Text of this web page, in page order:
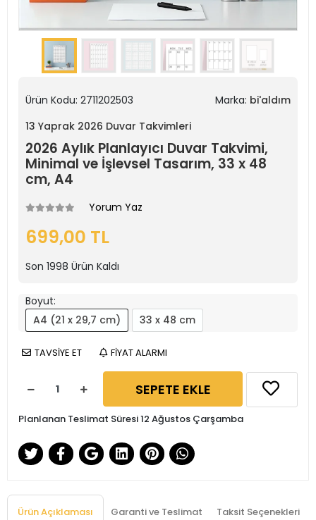
Ürün Kodu: 2711202503 Marka: bi'aldım
13 Yaprak 2026 Duvar Takvimleri
2026 Aylık Planlayıcı Duvar Takvimi,
Minimal ve İşlevsel Tasarım, 33 x 48
cm, A4
Yorum Yaz
699,00 TL
Son 1998 Ürün Kaldı
Boyut:
A4 (21 x 29,7 cm)
33 x 48 cm
TAVSİYE ET FİYAT ALARMI
SEPETE EKLE
Planlanan Teslimat Süresi 12 Ağustos Çarşamba
Ürün Açıklaması Garanti ve Teslimat Taksit Seçenekleri